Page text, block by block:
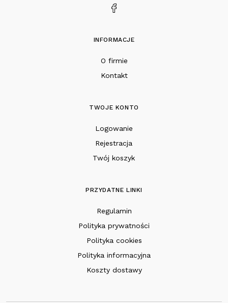
INFORMACJE
O firmie
Kontakt
TWOJE KONTO
Logowanie
Rejestracja
Twój koszyk
PRZYDATNE LINKI
Regulamin
Polityka prywatności
Polityka cookies
Polityka informacyjna
Koszty dostawy